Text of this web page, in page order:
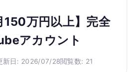
150万円以上】完全
アカウント
新日: 2026/07/28閲覧数: 21